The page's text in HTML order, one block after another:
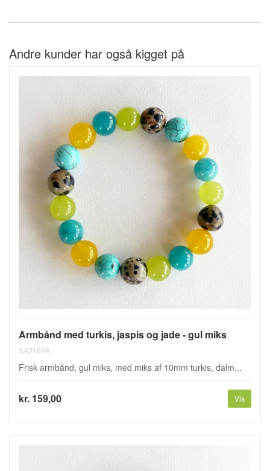
Andre kunder har også kigget på
Armbånd med turkis, jaspis og jade - gul miks
SA2166A
Frisk armbånd, gul miks, med miks af 10mm turkis, dalm...
kr. 159,00 Vis